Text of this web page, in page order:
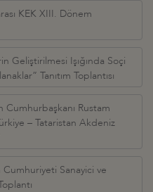
KEK XIII. Dönem
Geliştirilmesi Işığında Soçi
Tanıtım Toplantısı
Cumhurbaşkanı Rustam
– Tataristan Akdeniz
Cumhuriyeti Sanayici ve